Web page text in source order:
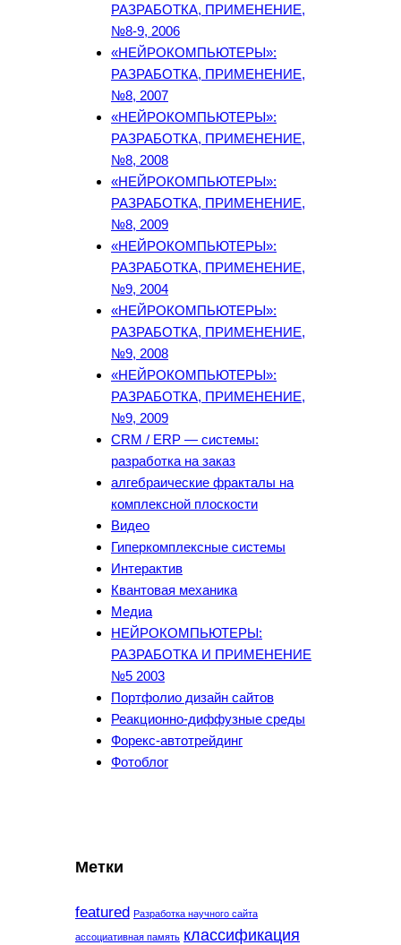
РАЗРАБОТКА, ПРИМЕНЕНИЕ,
№8-9, 2006
«НЕЙРОКОМПЬЮТЕРЫ»:
РАЗРАБОТКА, ПРИМЕНЕНИЕ,
№8, 2007
«НЕЙРОКОМПЬЮТЕРЫ»:
РАЗРАБОТКА, ПРИМЕНЕНИЕ,
№8, 2008
«НЕЙРОКОМПЬЮТЕРЫ»:
РАЗРАБОТКА, ПРИМЕНЕНИЕ,
№8, 2009
«НЕЙРОКОМПЬЮТЕРЫ»:
РАЗРАБОТКА, ПРИМЕНЕНИЕ,
№9, 2004
«НЕЙРОКОМПЬЮТЕРЫ»:
РАЗРАБОТКА, ПРИМЕНЕНИЕ,
№9, 2008
«НЕЙРОКОМПЬЮТЕРЫ»:
РАЗРАБОТКА, ПРИМЕНЕНИЕ,
№9, 2009
CRM / ERP — системы:
разработка на заказ
алгебраические фракталы на
комплексной плоскости
Видео
Гиперкомплексные системы
Интерактив
Квантовая механика
Медиа
НЕЙРОКОМПЬЮТЕРЫ:
РАЗРАБОТКА И ПРИМЕНЕНИЕ
№5 2003
Портфолио дизайн сайтов
Реакционно-диффузные среды
Форекс-автотрейдинг
Фотоблог
Метки
featured Разработка научного сайта
ассоциативная память классификация